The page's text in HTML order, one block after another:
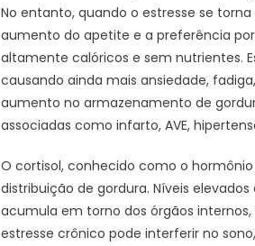
No entanto, quando o estresse se
aumento do apetite e a preferência
altamente calóricos e sem nutrientes.
causando ainda mais ansiedade,
aumento no armazenamento de
associadas como infarto, AVE,
O cortisol, conhecido como o
distribuição de gordura. Níveis
acumula em torno dos órgãos
estresse crônico pode interferir no